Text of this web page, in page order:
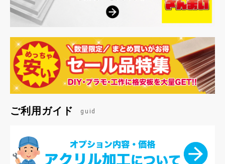
ご利用ガイド guid